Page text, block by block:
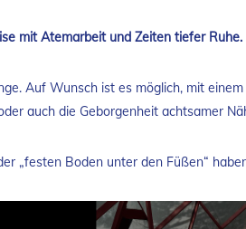
mit Atemarbeit und Zeiten tiefer Ruhe.
Auf Wunsch ist es möglich, mit
auch die Geborgenheit achtsamer
„festen Boden unter den Füßen“